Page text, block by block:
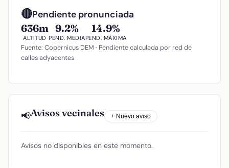
🔴Pendiente pronunciada
636m
ALTITUD
9.2%
PEND. MEDIA
14.9%
PEND. MÁXIMA
Fuente: Copernicus DEM · Pendiente calculada por red de
calles adyacentes
📢Avisos vecinales + Nuevo aviso
Avisos no disponibles en este momento.